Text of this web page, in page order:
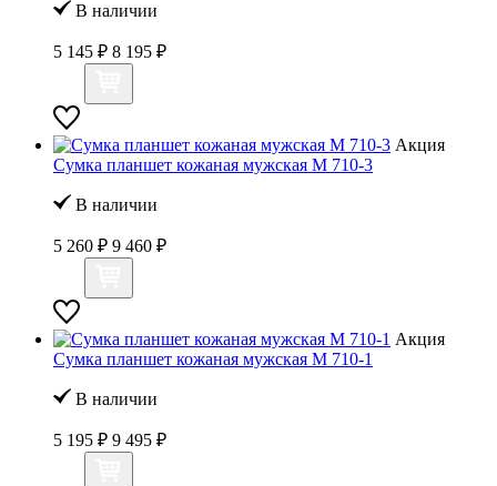
В наличии
5 145 ₽ 8 195 ₽
Акция
Сумка планшет кожаная мужская M 710-3
В наличии
5 260 ₽ 9 460 ₽
Акция
Сумка планшет кожаная мужская M 710-1
В наличии
5 195 ₽ 9 495 ₽